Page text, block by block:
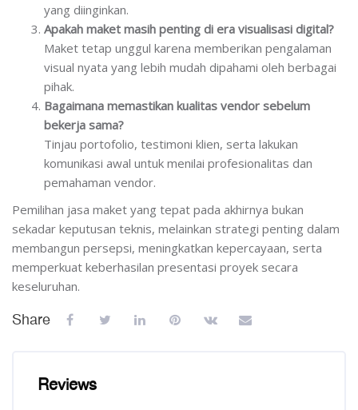
yang diinginkan.
Apakah maket masih penting di era visualisasi digital?
Maket tetap unggul karena memberikan pengalaman
visual nyata yang lebih mudah dipahami oleh berbagai
pihak.
Bagaimana memastikan kualitas vendor sebelum
bekerja sama?
Tinjau portofolio, testimoni klien, serta lakukan
komunikasi awal untuk menilai profesionalitas dan
pemahaman vendor.
Pemilihan jasa maket yang tepat pada akhirnya bukan
sekadar keputusan teknis, melainkan strategi penting dalam
membangun persepsi, meningkatkan kepercayaan, serta
memperkuat keberhasilan presentasi proyek secara
keseluruhan.
Share
Reviews